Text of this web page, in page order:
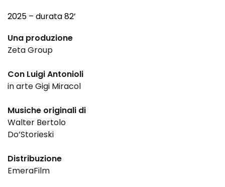
2025 – durata 82’
Una produzione
Zeta Group
Con Luigi Antonioli
in arte Gigi Miracol
Musiche originali di
Walter Bertolo
Do’Storieski
Distribuzione
EmeraFilm